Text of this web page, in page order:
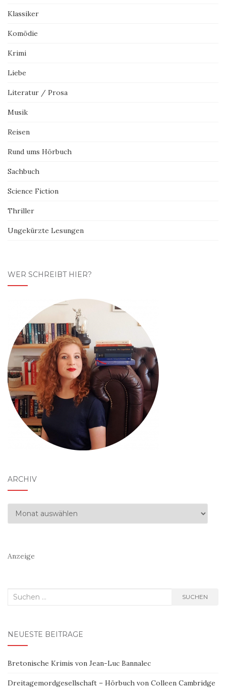
Klassiker
Komödie
Krimi
Liebe
Literatur / Prosa
Musik
Reisen
Rund ums Hörbuch
Sachbuch
Science Fiction
Thriller
Ungekürzte Lesungen
WER SCHREIBT HIER?
ARCHIV
Archiv
Anzeige
Suchen
SUCHEN
NEUESTE BEITRÄGE
Bretonische Krimis von Jean-Luc Bannalec
Dreitagemordgesellschaft – Hörbuch von Colleen Cambridge